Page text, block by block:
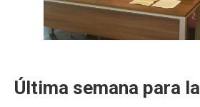
Última semana para